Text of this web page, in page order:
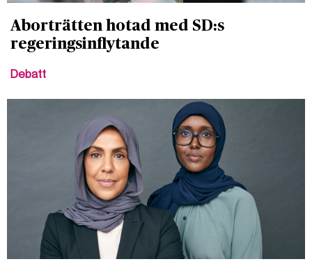
Aborträtten hotad med SD:s
regeringsinflytande
Debatt